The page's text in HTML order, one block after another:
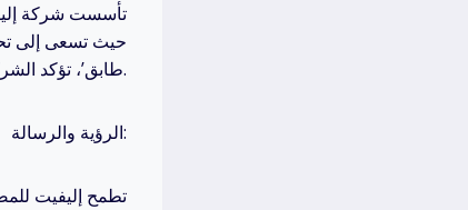
تأسست شركة
حيث تسعى إلى
طابق’، تؤكد الشركة التزامها بأعلى معايير الجودة والابتكار.
الرؤية والرسالة:
تطمح إليفيت